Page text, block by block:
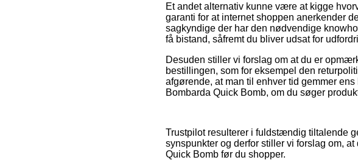
Et andet alternativ kunne være at kigge
garanti for at internet shoppen anerkender
sagkyndige der har den nødvendige
få bistand, såfremt du bliver udsat for
Desuden stiller vi forslag om at du er
bestillingen, som for eksempel den
afgørende, at man til enhver tid gemmer
Bombarda Quick Bomb, om du søger
Trustpilot resulterer i fuldstændig tiltalende
synspunkter og derfor stiller vi forslag om,
Quick Bomb før du shopper.